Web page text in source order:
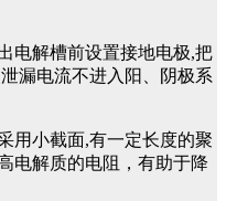
电解槽前设置接地电极,把
漏电流不进入阳、阴极系
用小截面,有一定长度的聚
电解质的电阻，有助于降